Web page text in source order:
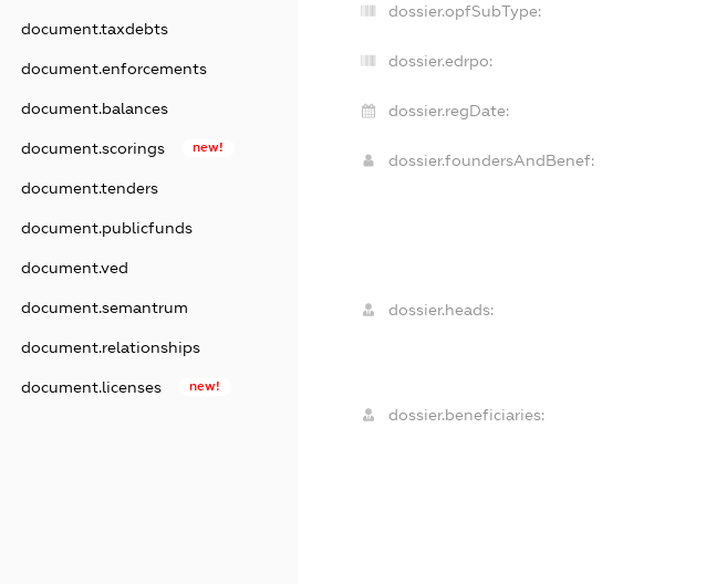
document.taxdebts
document.enforcements
document.balances
document.scorings new!
document.tenders
document.publicfunds
document.ved
document.semantrum
document.relationships
document.licenses new!
dossier.opfSubType:
dossier.edrpo:
dossier.regDate:
dossier.foundersAndBenef:
dossier.heads:
dossier.beneficiaries: